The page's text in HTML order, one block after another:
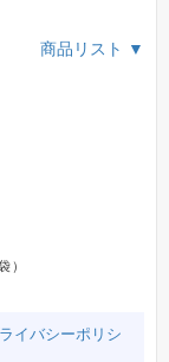
商品リスト ▼
）
ライバシーポリシ